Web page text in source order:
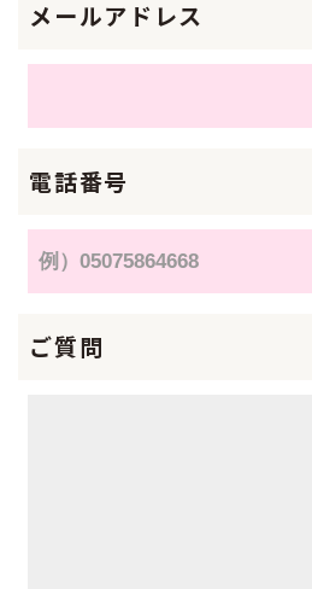
メールアドレス
電話番号
ご質問